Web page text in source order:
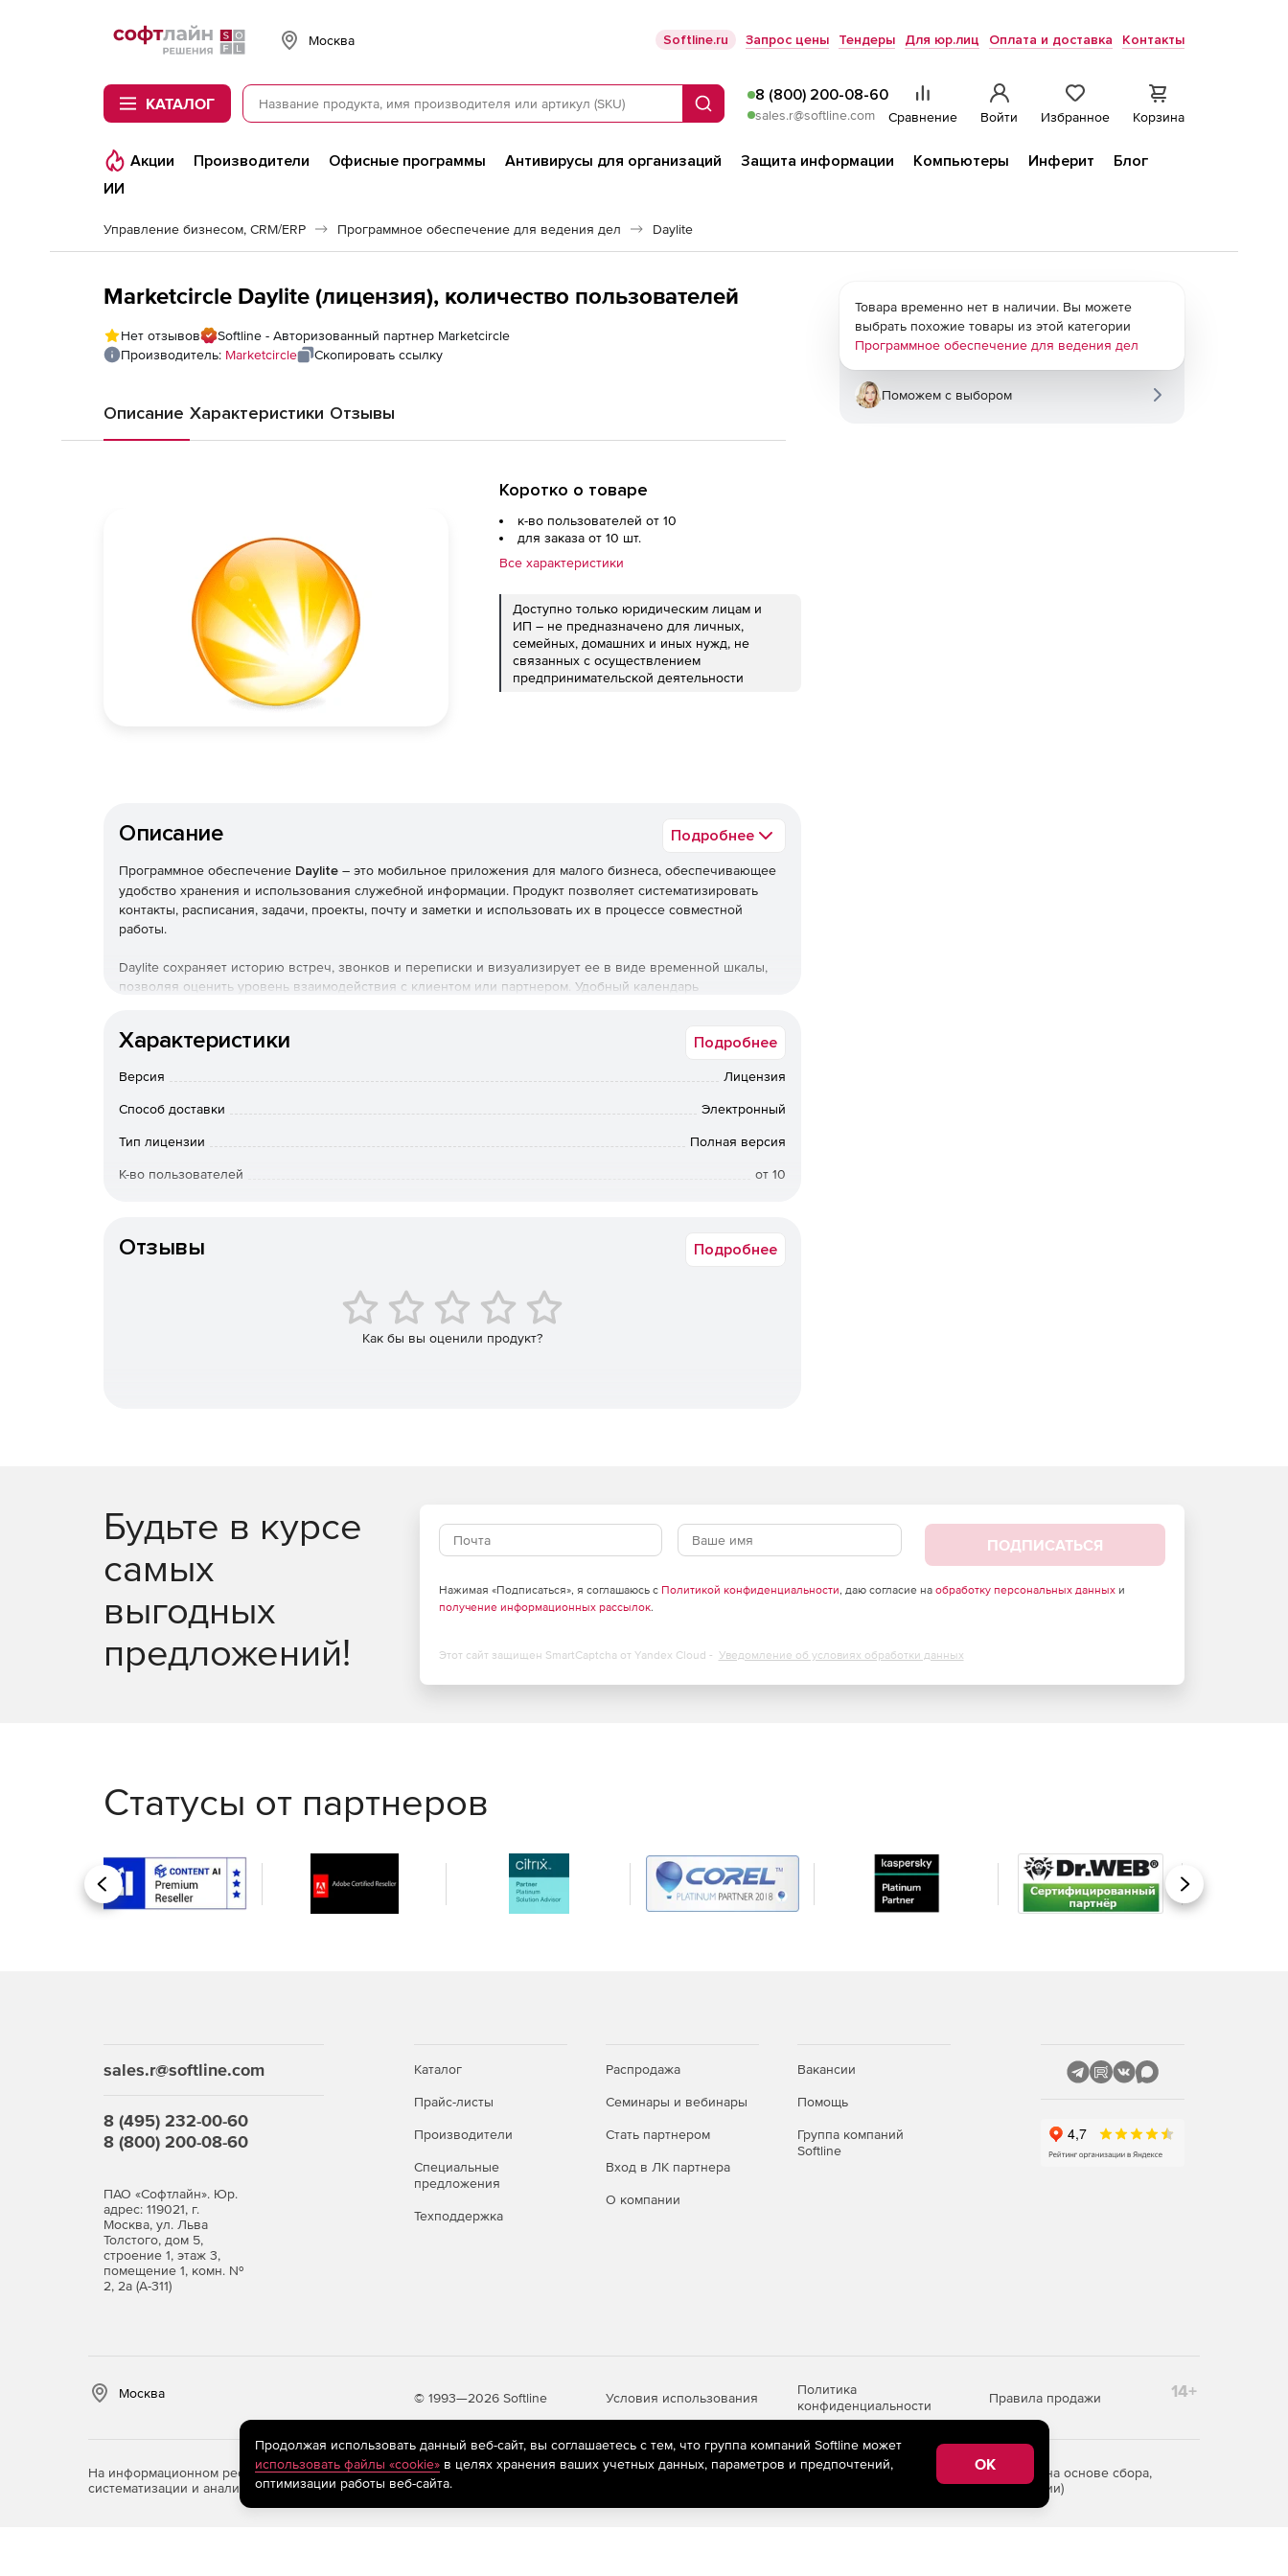
Softline
Москва Softline.ru Запрос цены Тендеры Для юр.лиц Оплата и доставка Контакты
КАТАЛОГ Поиск
8 (800) 200-08-60
sales.r@softline.com Сравнение Войти Избранное Корзина
Акции Производители Офисные программы Антивирусы для организаций Защита информации Компьютеры Инферит
Блог
ИИ
Управление бизнесом, CRM/ERP Программное обеспечение для ведения дел Daylite
Marketcircle Daylite (лицензия), количество пользователей
Нет отзывов
Softline - Авторизованный партнер Marketcircle
Производитель: Marketcircle Скопировать ссылку
Описание Характеристики Отзывы
Коротко о товаре
к-во пользователей от 10
для заказа от 10 шт.
Все характеристики
Доступно только юридическим лицам и
ИП – не предназначено для личных,
семейных, домашних и иных нужд, не
связанных с осуществлением
предпринимательской деятельности
Описание Подробнее
Программное обеспечение Daylite – это мобильное приложения для малого бизнеса, обеспечивающее
удобство хранения и использования служебной информации. Продукт позволяет систематизировать
контакты, расписания, задачи, проекты, почту и заметки и использовать их в процессе совместной
работы.
Daylite сохраняет историю встреч, звонков и переписки и визуализирует ее в виде временной шкалы,
позволяя оценить уровень взаимодействия с клиентом или партнером. Удобный календарь
напоминаниями о приближающихся сроках. Продукт Daylite позволяет отслеживать ход выполнения
Основные функции программного обеспечения Daylite:
Визуализация истории контактов в виде временной шкалы.
Напоминания о предстоящих встречах, истекающих сроках и важных задачах.
Daylite Mail Assistant – дополнение для Apple Mail app, позволяющее хранить электронную почту
непосредственно в приложении, пересылать ее другим пользователям, прикреплять письма к
проектам и задачам и вести историю переписки.
Удобный поиск с возможностью создания пользовательских фильтров и шаблонов.
Характеристики Подробнее
Версия Лицензия
Способ доставки Электронный
Тип лицензии Полная версия
К-во пользователей от 10
Отзывы Подробнее
Как бы вы оценили продукт?
Товара временно нет в наличии. Вы можете
выбрать похожие товары из этой категории
Программное обеспечение для ведения дел
Поможем с выбором
Будьте в курсе
самых
выгодных
предложений!
ПОДПИСАТЬСЯ
Нажимая «Подписаться», я соглашаюсь с Политикой конфиденциальности, даю согласие на обработку персональных данныхи
получение информационных рассылок.
Этот сайт защищен SmartCaptcha от Yandex Cloud - Уведомление об условиях обработки данных
Статусы от партнеров
Назад Вперед
sales.r@softline.com
8 (495) 232-00-60
8 (800) 200-08-60
ПАО «Софтлайн». Юр.
адрес: 119021, г.
Москва, ул. Льва
Толстого, дом 5,
строение 1, этаж 3,
помещение 1, комн. №
2, 2а (А-311)
Каталог
Прайс-листы
Производители
Специальные
предложения
Техподдержка
Распродажа
Семинары и вебинары
Стать партнером
Вход в ЛК партнера
О компании
Вакансии
Помощь
Группа компаний
Softline
Москва © 1993—2026 Softline Условия использования
Политика
конфиденциальности
Правила продажи 14+
На информационном ресурсе store.softline.ru применяютсярекомендательные технологии (информационные технологии предоставления информации на основе сбора,
систематизации и анализа сведений, относящихся к предпочтениям пользователей сети «Интернет», находящихся на территории Российской Федерации)
Продолжая использовать данный веб-сайт, вы соглашаетесь с тем, что группа компаний Softline может
использовать файлы «cookie»в целях хранения ваших учетных данных, параметров и предпочтений,
оптимизации работы веб-сайта.
OK